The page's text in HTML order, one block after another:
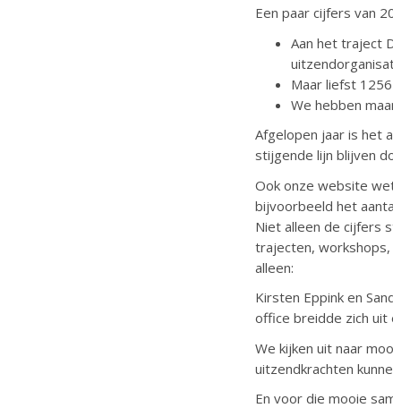
Een paar cijfers van
Aan het traject
Maar liefst
We hebben
Afgelopen jaar is het
stijgende lijn blijven
Ook onze website
bijvoorbeeld het
Niet alleen de cijfers
trajecten,
alleen:
Kirsten Eppink en
office breidde zich uit
We kijken uit naar
uitzendkrachten
En voor die mooie